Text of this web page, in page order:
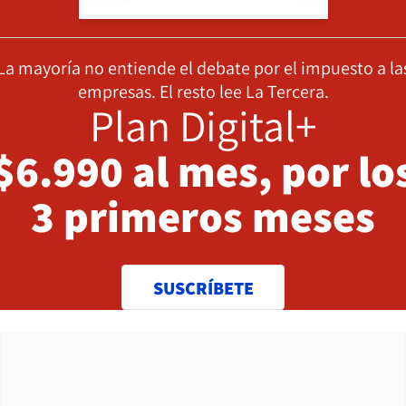
mayoría no entiende el debate por el impuesto a
empresas. El resto lee La Tercera.
Plan Digital+
al mes, por
3 primeros meses
SUSCRÍBETE